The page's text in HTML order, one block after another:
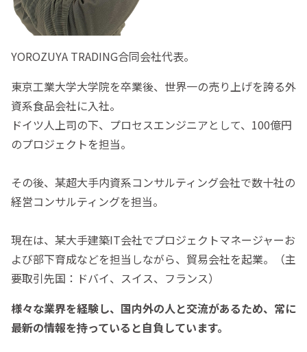
YOROZUYA TRADING合同会社代表。
東京工業大学大学院を卒業後、世界一の売り上げを誇る外
資系食品会社に入社。
ドイツ人上司の下、プロセスエンジニアとして、100億円
のプロジェクトを担当。
その後、某超大手内資系コンサルティング会社で数十社の
経営コンサルティングを担当。
現在は、某大手建築IT会社でプロジェクトマネージャーお
よび部下育成などを担当しながら、貿易会社を起業。（主
要取引先国：ドバイ、スイス、フランス）
様々な業界を経験し、国内外の人と交流があるため、常に
最新の情報を持っていると自負しています。